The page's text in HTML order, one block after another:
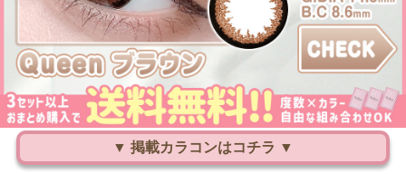
▼ 掲載カラコンはコチラ ▼